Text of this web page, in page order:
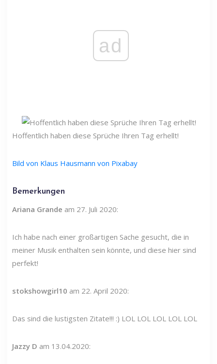
ad
Hoffentlich haben diese Sprüche Ihren Tag erhellt!
Bild von Klaus Hausmann von Pixabay
Bemerkungen
Ariana Grande am 27. Juli 2020:
Ich habe nach einer großartigen Sache gesucht, die in
meiner Musik enthalten sein könnte, und diese hier sind
perfekt!
stokshowgirl10 am 22. April 2020:
Das sind die lustigsten Zitate!!! :) LOL LOL LOL LOL LOL
Jazzy D am 13.04.2020: